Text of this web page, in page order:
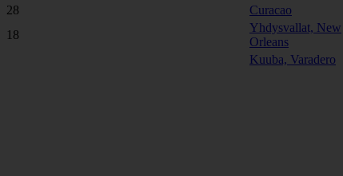
28
Curacao
18
Yhdysvallat, New
Orleans
Kuuba, Varadero